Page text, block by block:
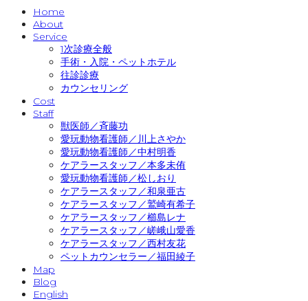
Home
About
Service
1次診療全般
手術・入院・ペットホテル
往診診療
カウンセリング
Cost
Staff
獣医師／斉藤功
愛玩動物看護師／川上さやか
愛玩動物看護師／中村明香
ケアラースタッフ／本多未侑
愛玩動物看護師／松しおり
ケアラースタッフ／和泉亜古
ケアラースタッフ／鷲崎有希子
ケアラースタッフ／櫛島レナ
ケアラースタッフ／嵯峨山愛香
ケアラースタッフ／西村友花
ペットカウンセラー／福田綾子
Map
Blog
English